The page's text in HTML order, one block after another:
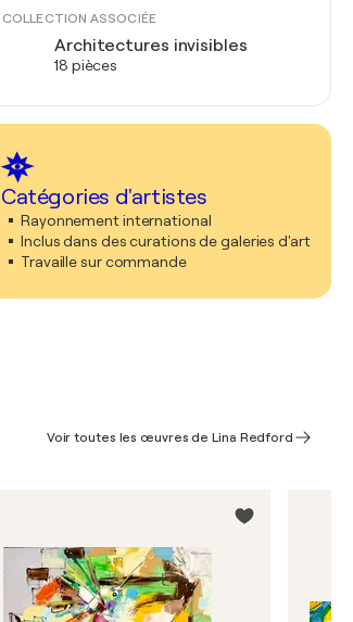
COLLECTION ASSOCIÉE
Architectures invisibles
18 pièces
Catégories d'artistes
Rayonnement international
Inclus dans des curations de galeries d'art
Travaille sur commande
Voir toutes les œuvres de Lina Redford